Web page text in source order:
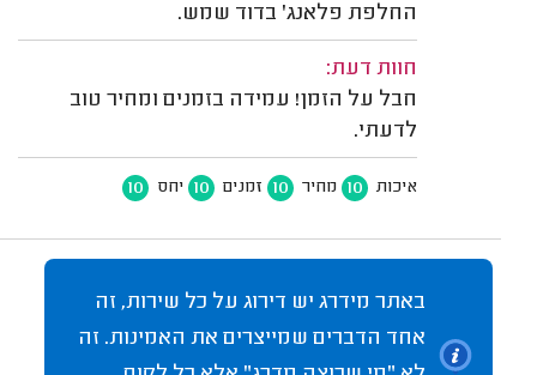
החלפת פלאנג' בדוד שמש.
חוות דעת:
חבל על הזמן! עמידה בזמנים ומחיר טוב
לדעתי.
איכות 10 מחיר 10 זמנים 10 יחס 10
באתר מידרג יש דירוג על כל שירות, זה
אחד הדברים שמייצרים את האמינות. זה